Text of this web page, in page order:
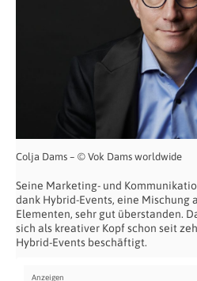
Colja Dams – © Vok Dams worldwide
Seine Marketing- und
dank Hybrid-Events, eine Mischung
Elementen, sehr gut überstanden.
sich als kreativer Kopf schon seit
Hybrid-Events beschäftigt.